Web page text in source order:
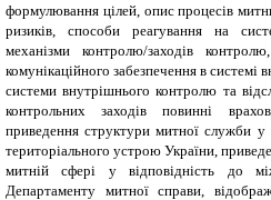
формулювання цілей, опис процесів
ризиків, способи реагування на
механізми контролю/заходів
комунікаційного забезпечення в
системи внутрішнього контролю та
контрольних заходів повинні
приведення структури митної служби у
територіального устрою України,
митній сфері у відповідність до
Департаменту митної справи ,